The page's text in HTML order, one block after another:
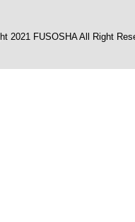
2021 FUSOSHA All Right